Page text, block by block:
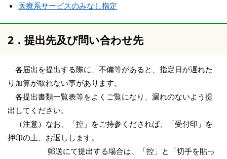
医療系サービスのみなし指定
2．提出先及び問い合わせ先
各届出を提出する際に、不備等があると、指定日が遅れた
り加算が取れない事があります。
各提出書類一覧表等をよくご覧になり、漏れのないよう提
出してください。
（注意）なお、「控」をご持参くだされば、「受付印」を
押印の上、お返しします。
郵送にて提出する場合は、「控」と「切手を貼っ